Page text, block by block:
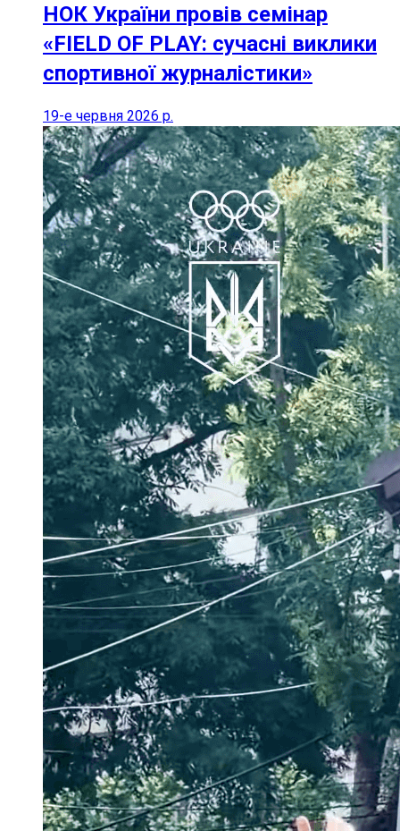
НОК України провів семінар
«FIELD OF PLAY: сучасні виклики
спортивної журналістики»
19-е червня 2026 р.